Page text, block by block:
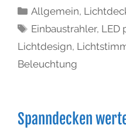
Allgemein,
Einbaustrahler, LED
Lichtdesign,
Beleuchtung
Spanndecken